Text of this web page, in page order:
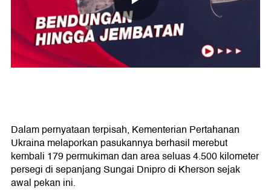
Dalam pernyataan terpisah, Kementerian Pertahanan
Ukraina melaporkan pasukannya berhasil merebut
kembali 179 permukiman dan area seluas 4.500 kilometer
persegi di sepanjang Sungai Dnipro di Kherson sejak
awal pekan ini.